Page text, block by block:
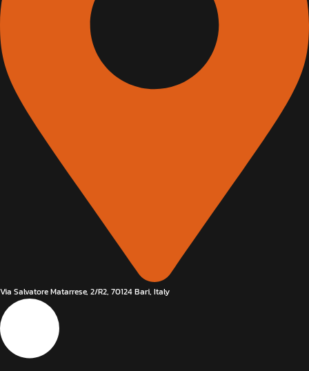
Via Salvatore Matarrese, 2/R2, 70124 Bari, Italy